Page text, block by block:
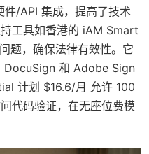
/API 集成，提高了技术
工具如香港的 iAM Smart
题，确保法律有效性。它
DocuSign 和 Adobe Sign
计划 $16.6/月 允许 100
代码验证，在无座位费模